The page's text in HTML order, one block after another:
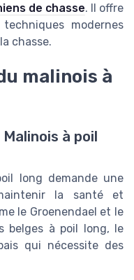
de chasse. Il offre
modernes
chasse.
malinois à
à poil
long demande une
la santé et
le Groenendael et le
belges à poil long, le
qui nécessite des